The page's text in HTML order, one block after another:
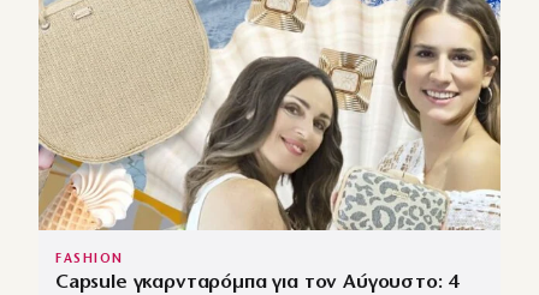
FASHION
Capsule γκαρνταρόμπα για τον Αύγουστο: 4